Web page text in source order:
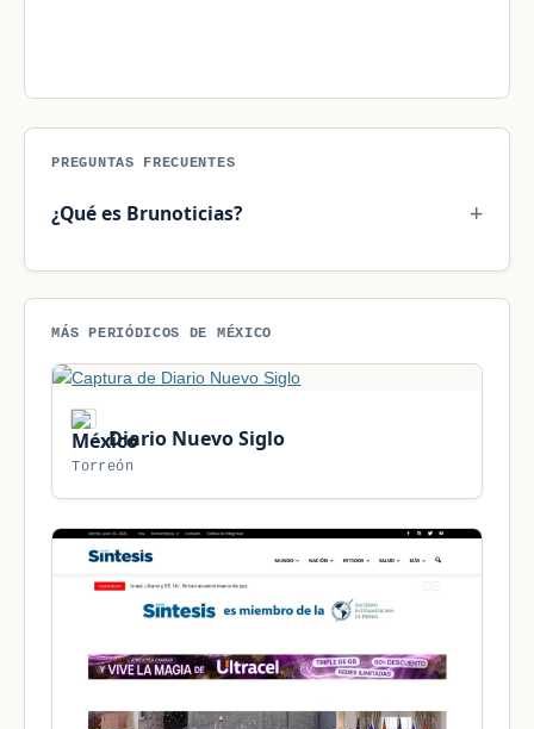
PREGUNTAS FRECUENTES
¿Qué es Brunoticias?
MÁS PERIÓDICOS DE MÉXICO
Diario Nuevo Siglo
Torreón